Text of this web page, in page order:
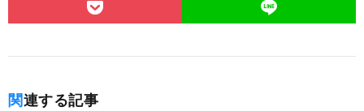
関連する記事